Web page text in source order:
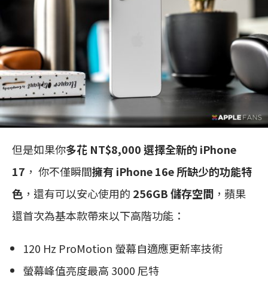
但是如果你多花 NT$8,000 選擇全新的 iPhone
17 ， 你不僅瞬間擁有 iPhone 16e 所缺少的功能特
色 ，還有可以安心使用的 256GB 儲存空間 ，蘋果
還首次為基本款帶來以下高階功能：
120 Hz ProMotion 螢幕自適應更新率技術
螢幕峰值亮度最高 3000 尼特